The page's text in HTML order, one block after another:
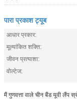
पारा प्रकाश ट्यूब
आधार प्रकार:
मूल्यांकित शक्ति:
जीवन प्रत्याशा:
वोल्टेज:
मैं गुणवत्ता वाले चीन बैंड यूवी